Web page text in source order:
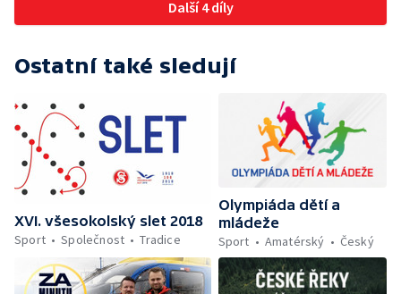
Další 4 díly
Ostatní také sledují
XVI. všesokolský slet 2018
Sport
Společnost Tradice
Olympiáda dětí a
mládeže
Sport
Amatérský Český